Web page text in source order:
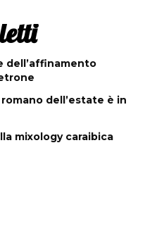
dell’affinamento
dell’estate è in
mixology caraibica